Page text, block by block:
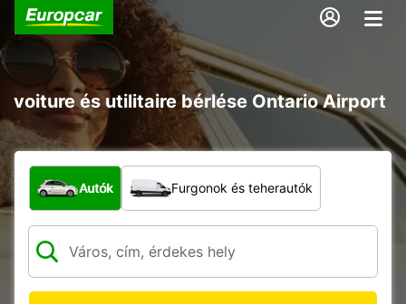
voiture és utilitaire bérlése Ontario Airport
Milyen típusú jármű?
Autók Furgonok és teherautók